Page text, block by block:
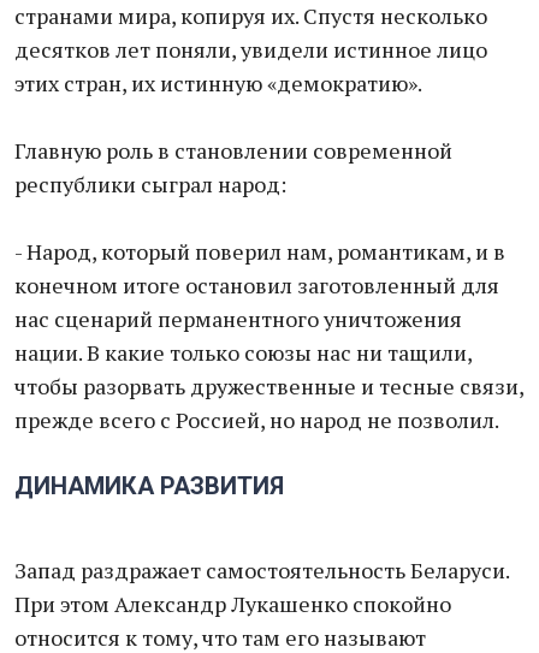
странами мира, копируя их. Спустя несколько
десятков лет поняли, увидели истинное лицо
этих стран, их истинную «демократию».
Главную роль в становлении современной
республики сыграл народ:
- Народ, который поверил нам, романтикам, и в
конечном итоге остановил заготовленный для
нас сценарий перманентного уничтожения
нации. В какие только союзы нас ни тащили,
чтобы разорвать дружественные и тесные связи,
прежде всего с Россией, но народ не позволил.
ДИНАМИКА РАЗВИТИЯ
Запад раздражает самостоятельность Беларуси.
При этом Александр Лукашенко спокойно
относится к тому, что там его называют